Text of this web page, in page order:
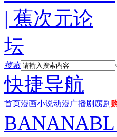
搜索
快捷导航
首页漫画小说动漫广播剧 腐剧